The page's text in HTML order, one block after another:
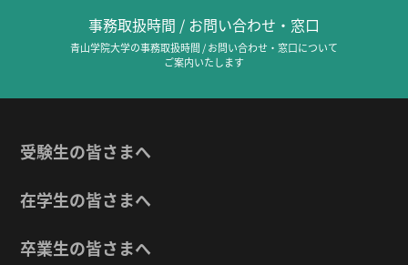
事務取扱時間 / お問い合わせ・窓口
青山学院大学の事務取扱時間 / お問い合わせ・窓口について
ご案内いたします
受験生の皆さまへ
在学生の皆さまへ
卒業生の皆さまへ